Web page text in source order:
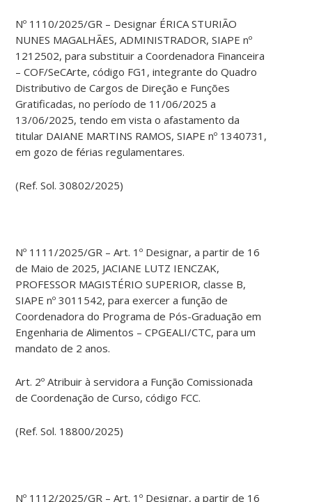
Nº 1110/2025/GR – Designar ÉRICA STURIÃO
NUNES MAGALHÃES, ADMINISTRADOR, SIAPE nº
1212502, para substituir a Coordenadora Financeira
– COF/SeCArte, código FG1, integrante do Quadro
Distributivo de Cargos de Direção e Funções
Gratificadas, no período de 11/06/2025 a
13/06/2025, tendo em vista o afastamento da
titular DAIANE MARTINS RAMOS, SIAPE nº 1340731,
em gozo de férias regulamentares.
(Ref. Sol. 30802/2025)
Nº 1111/2025/GR – Art. 1º Designar, a partir de 16
de Maio de 2025, JACIANE LUTZ IENCZAK,
PROFESSOR MAGISTÉRIO SUPERIOR, classe B,
SIAPE nº 3011542, para exercer a função de
Coordenadora do Programa de Pós-Graduação em
Engenharia de Alimentos – CPGEALI/CTC, para um
mandato de 2 anos.
Art. 2º Atribuir à servidora a Função Comissionada
de Coordenação de Curso, código FCC.
(Ref. Sol. 18800/2025)
Nº 1112/2025/GR – Art. 1º Designar, a partir de 16